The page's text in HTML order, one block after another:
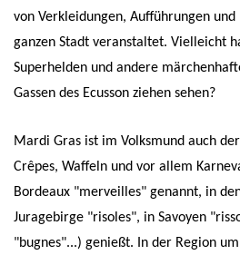
von Verkleidungen, Aufführungen
ganzen Stadt veranstaltet. Vielleicht
Superhelden und andere
Gassen des Ecusson ziehen sehen?
Mardi Gras ist im Volksmund auch
Crêpes, Waffeln und vor allem
Bordeaux "merveilles" genannt, in
Juragebirge "risoles", in Savoyen
"bugnes"...) genießt. In der Region